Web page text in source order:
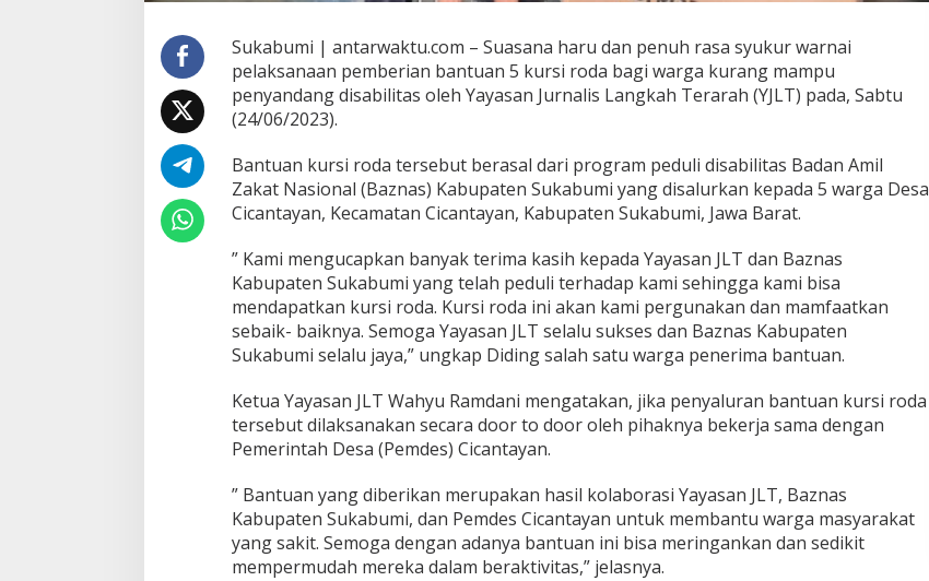
Sukabumi | antarwaktu.com – Suasana haru dan penuh rasa syukur warnai
pelaksanaan pemberian bantuan 5 kursi roda bagi warga kurang mampu
penyandang disabilitas oleh Yayasan Jurnalis Langkah Terarah (YJLT) pada, Sabtu
(24/06/2023).
Bantuan kursi roda tersebut berasal dari program peduli disabilitas Badan Amil
Zakat Nasional (Baznas) Kabupaten Sukabumi yang disalurkan kepada 5 warga Desa
Cicantayan, Kecamatan Cicantayan, Kabupaten Sukabumi, Jawa Barat.
” Kami mengucapkan banyak terima kasih kepada Yayasan JLT dan Baznas
Kabupaten Sukabumi yang telah peduli terhadap kami sehingga kami bisa
mendapatkan kursi roda. Kursi roda ini akan kami pergunakan dan mamfaatkan
sebaik- baiknya. Semoga Yayasan JLT selalu sukses dan Baznas Kabupaten
Sukabumi selalu jaya,” ungkap Diding salah satu warga penerima bantuan.
Ketua Yayasan JLT Wahyu Ramdani mengatakan, jika penyaluran bantuan kursi roda
tersebut dilaksanakan secara door to door oleh pihaknya bekerja sama dengan
Pemerintah Desa (Pemdes) Cicantayan.
” Bantuan yang diberikan merupakan hasil kolaborasi Yayasan JLT, Baznas
Kabupaten Sukabumi, dan Pemdes Cicantayan untuk membantu warga masyarakat
yang sakit. Semoga dengan adanya bantuan ini bisa meringankan dan sedikit
mempermudah mereka dalam beraktivitas,” jelasnya.